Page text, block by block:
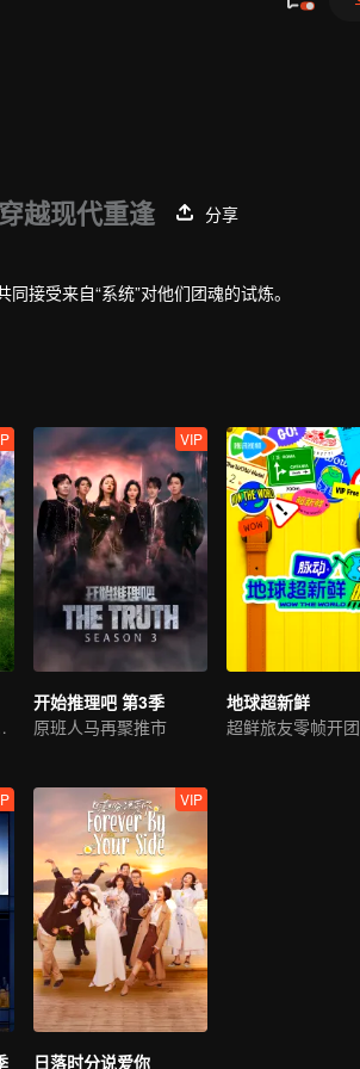
越现代重逢
分享
接受来自“系统”对他们团魂的试炼。
动吧
VIP
开始推理吧 第3季
原班人马再聚推市
地球超新鲜
超鲜旅友零帧开团
VIP
日落时分说爱你